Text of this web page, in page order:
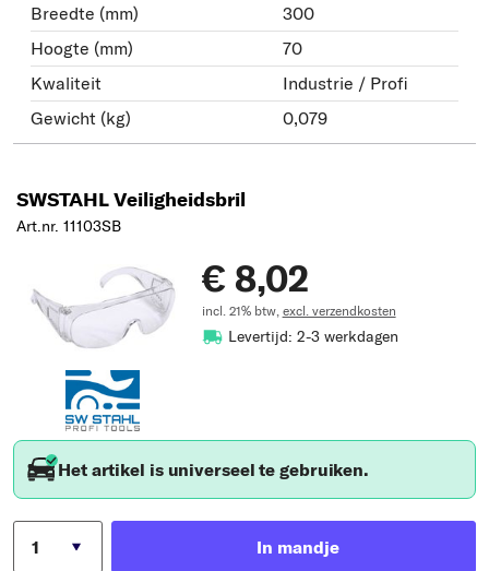
Breedte (mm)
300
Hoogte (mm)
70
Kwaliteit
Industrie / Profi
Gewicht (kg)
0,079
SWSTAHL Veiligheidsbril
Art.nr. 11103SB
€ 8,02
incl. 21% btw, excl. verzendkosten
Levertijd: 2-3 werkdagen
Het artikel is universeel te gebruiken.
In mandje